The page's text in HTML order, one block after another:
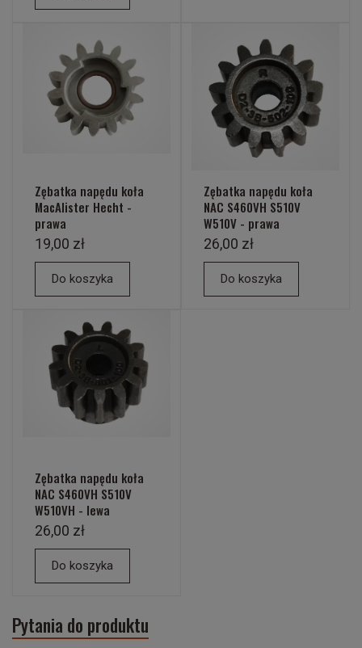
Zębatka napędu koła
MacAlister Hecht -
prawa
19,00 zł
Do koszyka
Zębatka napędu koła
NAC S460VH S510V
W510V - prawa
26,00 zł
Do koszyka
Zębatka napędu koła
NAC S460VH S510V
W510VH - lewa
26,00 zł
Do koszyka
Pytania do produktu